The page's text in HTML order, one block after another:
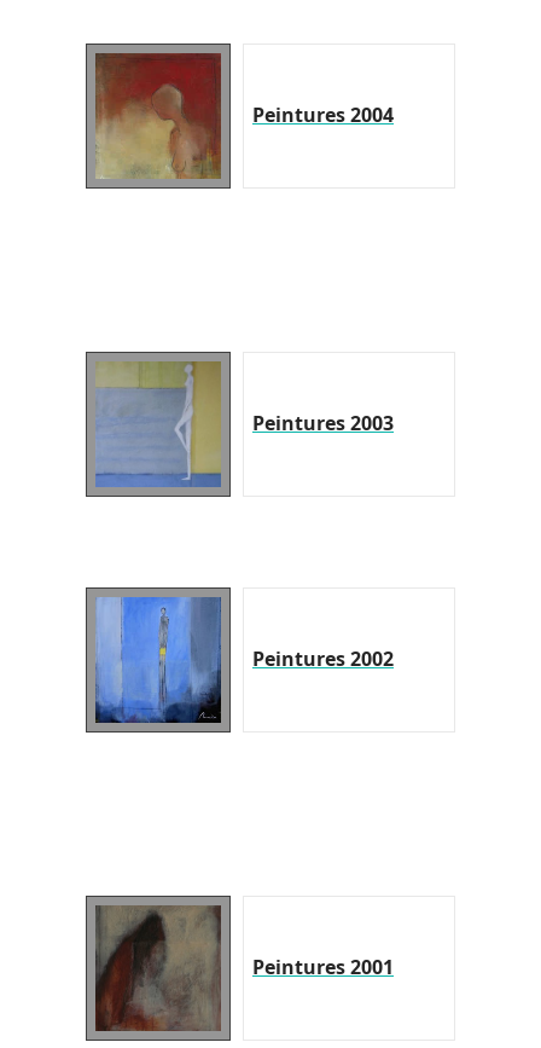
Peintures 2004
Peintures 2003
Peintures 2002
Peintures 2001